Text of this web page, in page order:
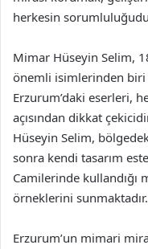
herkesin
Mimar Hüseyin Selim,
önemli isimlerinden biri
Erzurum’daki eserleri,
açısından dikkat
Hüseyin Selim,
sonra kendi tasarım
Camilerinde kullandığı
örneklerini sunmaktadır.
Erzurum’un mimari